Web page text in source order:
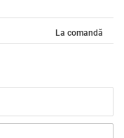
La comandă